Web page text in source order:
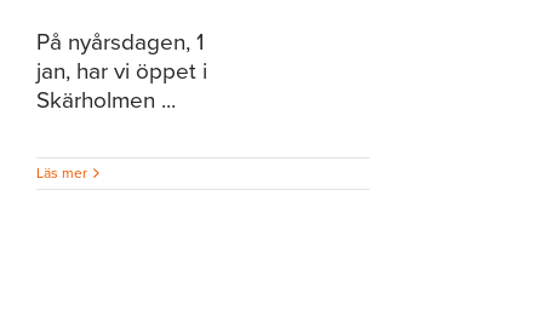
På nyårsdagen, 1
jan, har vi öppet i
Skärholmen ...
Läs mer